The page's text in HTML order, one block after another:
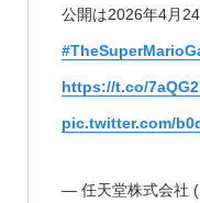
公開は2026年4月24
https://t.co/
pic.twitter.com/
— 任天堂株式会社